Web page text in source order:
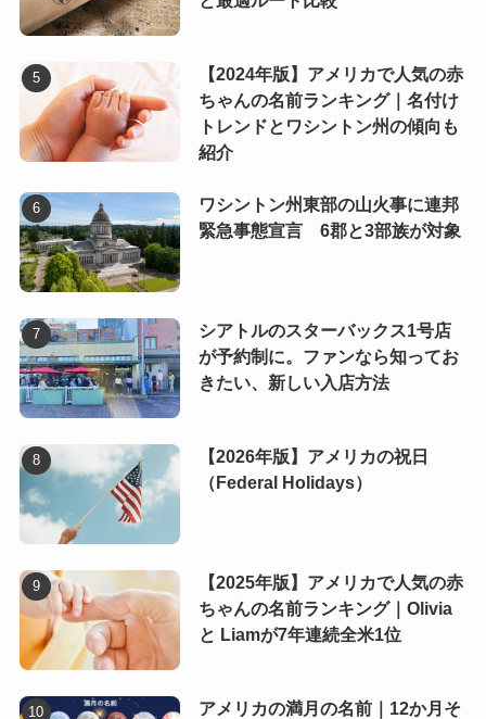
【2024年版】アメリカで人気の赤
ちゃんの名前ランキング｜名付け
トレンドとワシントン州の傾向も
紹介
ワシントン州東部の山火事に連邦
緊急事態宣言 6郡と3部族が対象
シアトルのスターバックス1号店
が予約制に。ファンなら知ってお
きたい、新しい入店方法
【2026年版】アメリカの祝日
（Federal Holidays）
【2025年版】アメリカで人気の赤
ちゃんの名前ランキング｜Olivia
と Liamが7年連続全米1位
アメリカの満月の名前｜12か月そ